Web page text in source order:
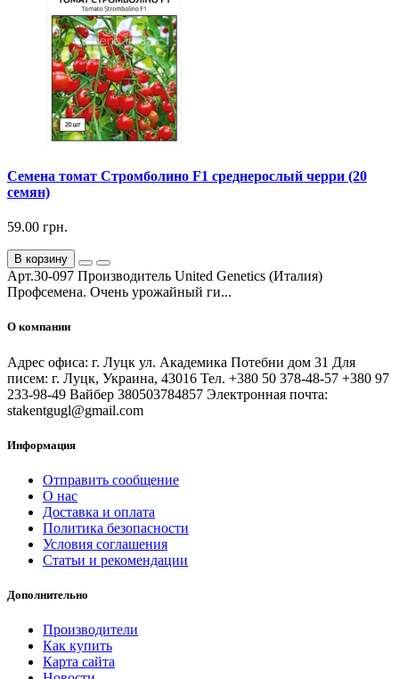
Семена томат Стромболино F1 среднерослый черри (20
семян)
59.00 грн.
В корзину
Арт.30-097 Производитель United Genetics (Италия)
Профсемена. Очень урожайный ги...
О компании
Адрес офиса: г. Луцк ул. Академика Потебни дом 31 Для
писем: г. Луцк, Украина, 43016 Тел. +380 50 378-48-57 +380 97
233-98-49 Вайбер 380503784857 Электронная почта:
stakentgugl@gmail.com
Информация
Отправить сообщение
О нас
Доставка и оплата
Политика безопасности
Условия соглашения
Статьи и рекомендации
Дополнительно
Производители
Как купить
Карта сайта